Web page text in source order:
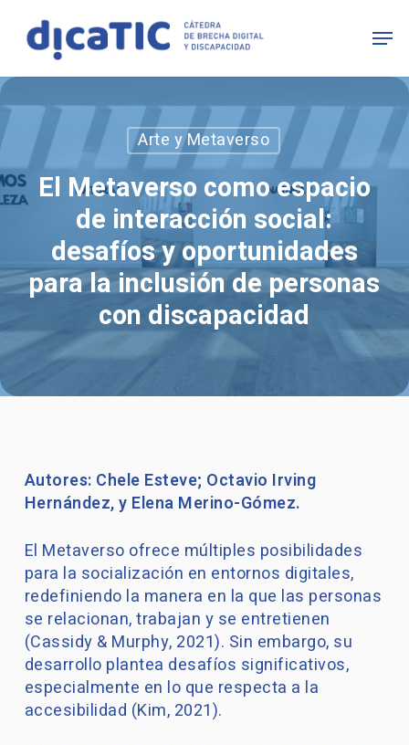
main
content
Arte y Metaverso
El Metaverso como espacio
de interacción social:
desafíos y oportunidades
para la inclusión de personas
con discapacidad
Autores: Chele Esteve; Octavio Irving
Hernández, y Elena Merino-Gómez.
El Metaverso ofrece múltiples posibilidades
para la socialización en entornos digitales,
redefiniendo la manera en la que las personas
se relacionan, trabajan y se entretienen
(Cassidy & Murphy, 2021). Sin embargo, su
desarrollo plantea desafíos significativos,
especialmente en lo que respecta a la
accesibilidad (Kim, 2021).